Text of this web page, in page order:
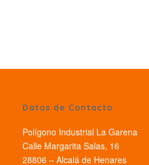
Datos de Contacto
Polígono Industrial La Garena
Calle Margarita Salas, 16
28806 – Alcalá de Henares